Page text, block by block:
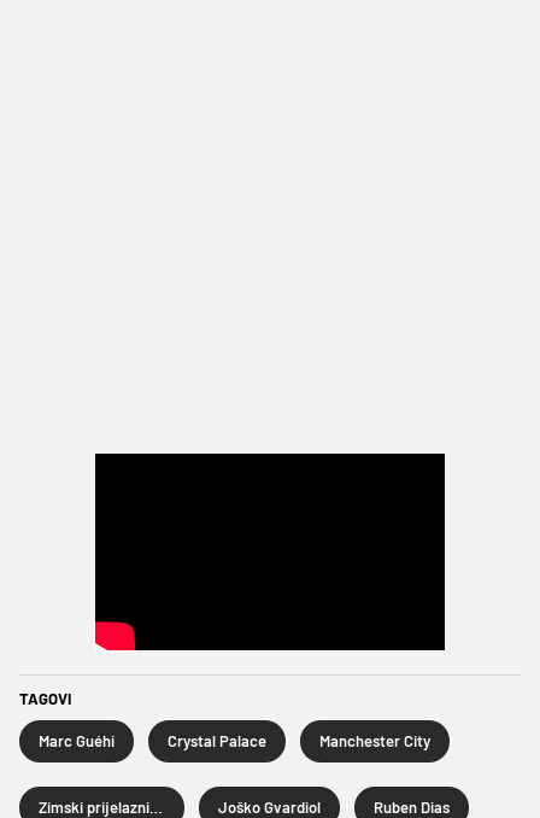
TAGOVI
Marc Guéhi Crystal Palace Manchester City
Joško Gvardiol Ruben Dias